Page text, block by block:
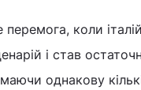
коли
і став
однакову